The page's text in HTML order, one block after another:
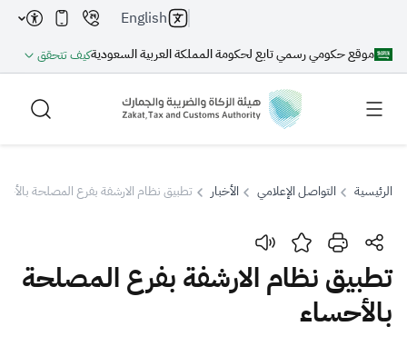
موقع حكومي رسمي تابع لحكومة المملكة العربية السعوديةكيف تتحقق
English
بحث
بحث
الرئيسية التواصل الإعلامي الأخبار تطبيق نظام الارشفة بفرع المصلحة
تطبيق نظام الارشفة بفرع المصلحة
بالأحساء